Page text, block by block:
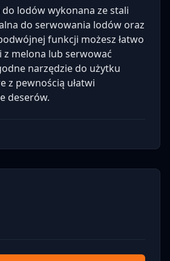
do lodów wykonana ze stali
do serwowania lodów oraz
funkcji możesz łatwo
melona lub serwować
narzędzie do użytku
z pewnością ułatwi
deserów.